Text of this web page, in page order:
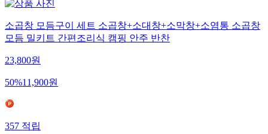
소곱창 모듬구이 세트 소곱창+소대창+소막창+소염통 소곱창
모듬 밀키트 간편조리식 캠핑 안주 반찬
23,800원
50%11,900원
357 적립